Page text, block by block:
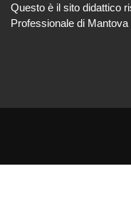
Questo è il sito didattico
Professionale di Mantova